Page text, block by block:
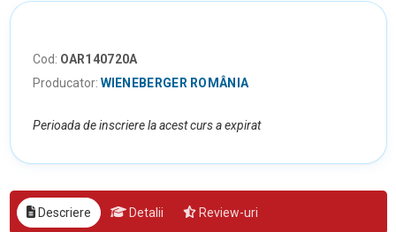
Cod: OAR140720A
Producator: WIENEBERGER ROMÂNIA
Perioada de inscriere la acest curs a expirat
Descriere Detalii Review-uri